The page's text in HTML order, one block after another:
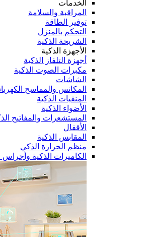
الخدمات
المراقبة والسلامة
توفير الطاقة
التحكم بالمنزل
الشريحة الذكية
الأجهزة الذكية
أجهزة التلفاز الذكية
مكبرات الصوت الذكية
الشاشات
المكانس والمماسح الكهربائية الذكية
المنقيات الذكية
الأضواء الذكية
المستشعرات والمفاتيح الذكية
الأقفال
المقابس الذكية
منظم الحرارة الذكي
الكاميرات الذكية وأجراس الأبواب